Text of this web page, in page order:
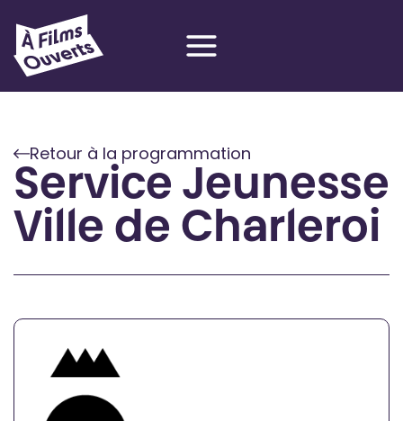
contenu
Retour à la programmation
Service Jeunesse
Ville de Charleroi